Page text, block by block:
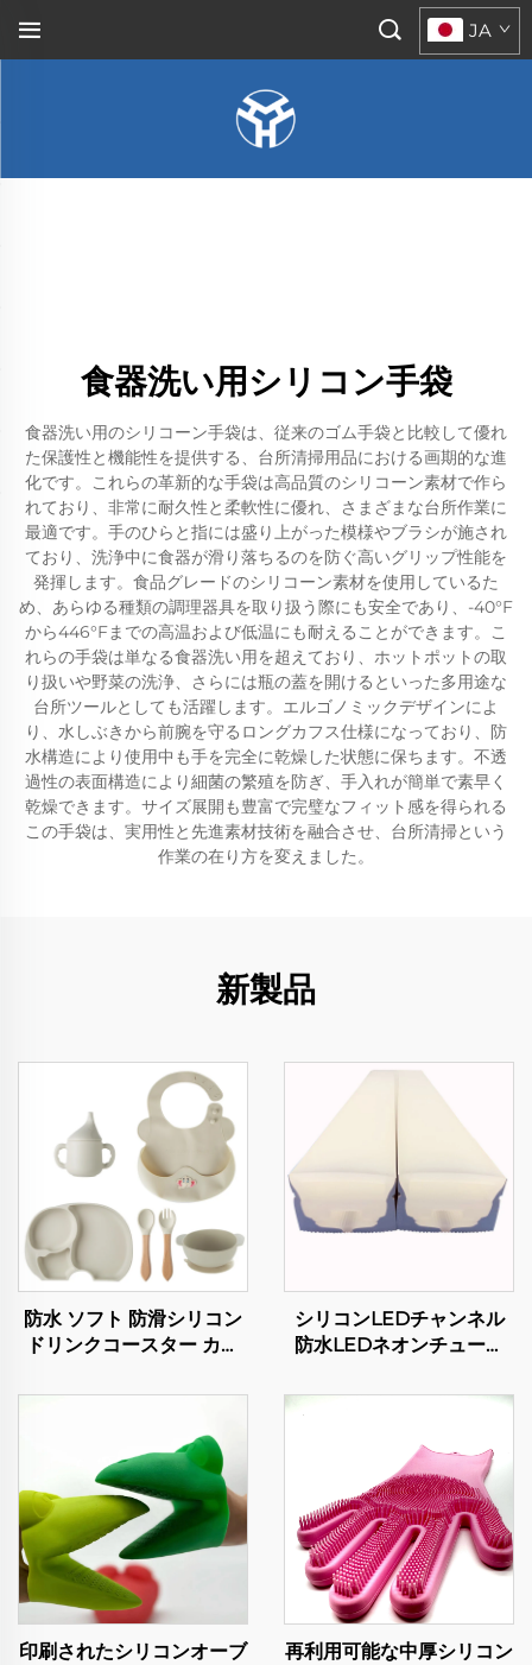
JA
食器洗い用シリコン手袋
食器洗い用のシリコーン手袋は、従来のゴム手袋と比較して優れ
た保護性と機能性を提供する、台所清掃用品における画期的な進
化です。これらの革新的な手袋は高品質のシリコーン素材で作ら
れており、非常に耐久性と柔軟性に優れ、さまざまな台所作業に
最適です。手のひらと指には盛り上がった模様やブラシが施され
ており、洗浄中に食器が滑り落ちるのを防ぐ高いグリップ性能を
発揮します。食品グレードのシリコーン素材を使用しているた
め、あらゆる種類の調理器具を取り扱う際にも安全であり、-40°F
から446°Fまでの高温および低温にも耐えることができます。こ
れらの手袋は単なる食器洗い用を超えており、ホットポットの取
り扱いや野菜の洗浄、さらには瓶の蓋を開けるといった多用途な
台所ツールとしても活躍します。エルゴノミックデザインによ
り、水しぶきから前腕を守るロングカフス仕様になっており、防
水構造により使用中も手を完全に乾燥した状態に保ちます。不透
過性の表面構造により細菌の繁殖を防ぎ、手入れが簡単で素早く
乾燥できます。サイズ展開も豊富で完璧なフィット感を得られる
この手袋は、実用性と先進素材技術を融合させ、台所清掃という
作業の在り方を変えました。
新製品
防水 ソフト 防滑シリコン
ドリンクコースター カッ
保護マット
シリコンLEDチャンネル
防水LEDネオンチューブ
印刷されたシリコンオーブ
再利用可能な中厚シリコン